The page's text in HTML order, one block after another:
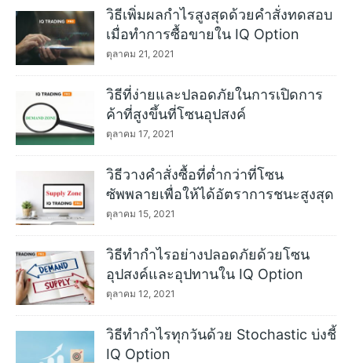
วิธีเพิ่มผลกำไรสูงสุดด้วยคำสั่งทดสอบ
เมื่อทำการซื้อขายใน IQ Option
ตุลาคม 21, 2021
วิธีที่ง่ายและปลอดภัยในการเปิดการ
ค้าที่สูงขึ้นที่โซนอุปสงค์
ตุลาคม 17, 2021
วิธีวางคำสั่งซื้อที่ต่ำกว่าที่โซน
ซัพพลายเพื่อให้ได้อัตราการชนะสูงสุด
ตุลาคม 15, 2021
วิธีทำกำไรอย่างปลอดภัยด้วยโซน
อุปสงค์และอุปทานใน IQ Option
ตุลาคม 12, 2021
วิธีทำกำไรทุกวันด้วย Stochastic บ่งชี้
IQ Option